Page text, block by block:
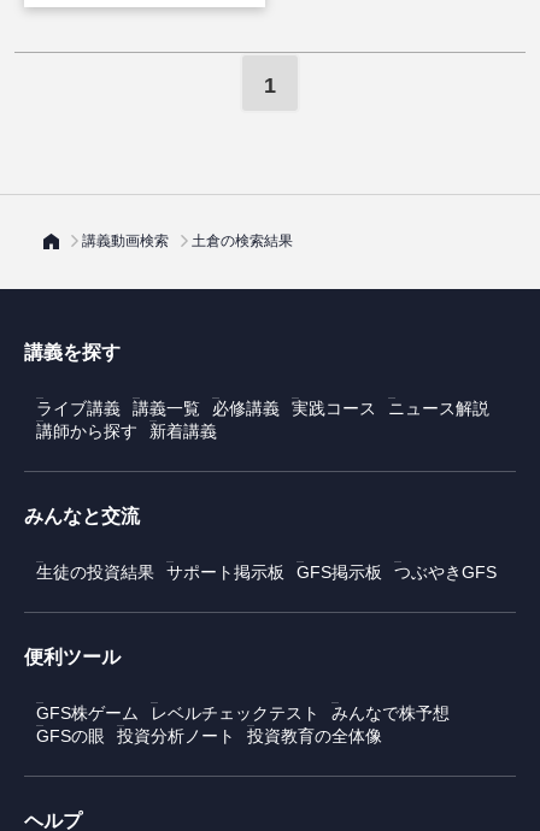
1
講義動画検索 土倉の検索結果
講義を探す
ライブ講義 講義一覧 必修講義 実践コース
ニュース解説
講師から探す
新着講義
みんなと交流
生徒の投資結果 サポート掲示板 GFS掲示板 つぶやきGFS
便利ツール
GFS株ゲーム レベルチェックテスト
みんなで株予想
GFSの眼
投資分析ノート 投資教育の全体像
ヘルプ